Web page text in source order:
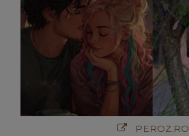
PEROZ.RO